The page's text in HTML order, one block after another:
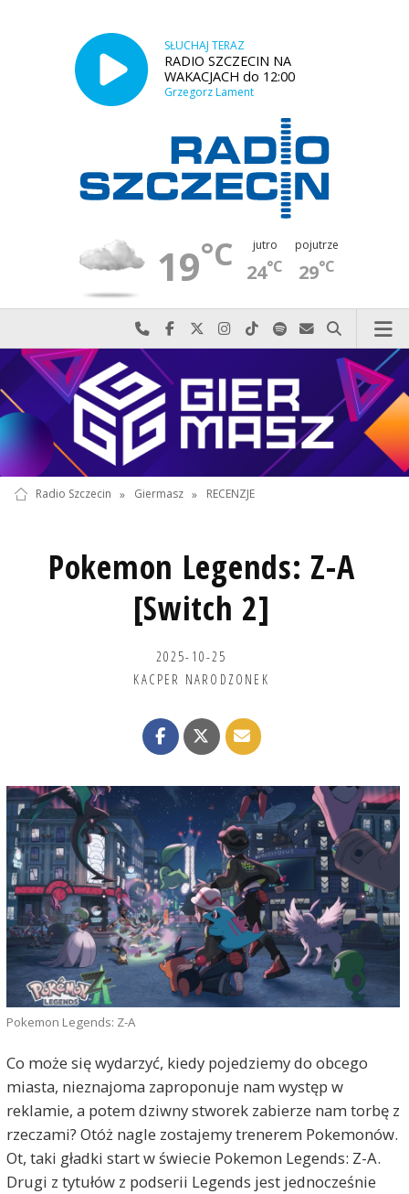
SŁUCHAJ TERAZ
RADIO SZCZECIN NA
WAKACJACH do 12:00
Grzegorz Lament
19°C jutro
24°C
pojutrze
29°C
Najlepiej po prostu do nas zadzwoń
Odwiedź nas na Facebook-u
Odwiedź nas na X
Odwiedź nas na Instagram-ie
Odwiedź nas na TikTok-u
Szukaj nas na Spotify
Wyślij do nas
Szukaj
Radio Szczecin » Giermasz » RECENZJE
Pokemon Legends: Z-A
[Switch 2]
2025-10-25
KACPER NARODZONEK
Pokemon Legends: Z-A
Co może się wydarzyć, kiedy pojedziemy do obcego
miasta, nieznajoma zaproponuje nam występ w
reklamie, a potem dziwny stworek zabierze nam torbę z
rzeczami? Otóż nagle zostajemy trenerem Pokemonów.
Ot, taki gładki start w świecie Pokemon Legends: Z-A.
Drugi z tytułów z podserii Legends jest jednocześnie